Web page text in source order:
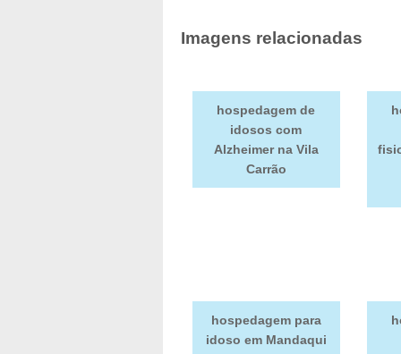
Imagens relacionadas
hospedagem de
idosos com
Alzheimer na Vila
Carrão
hospedagem para
idoso em Mandaqui